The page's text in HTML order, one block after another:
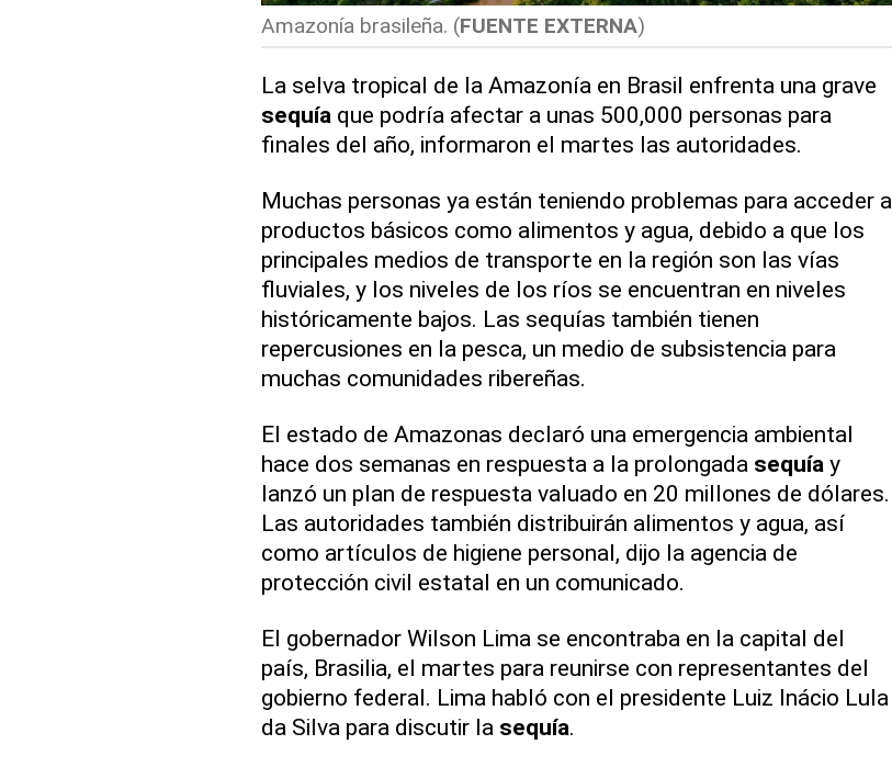
Amazonía brasileña. (FUENTE EXTERNA)
La selva tropical de la Amazonía en Brasil enfrenta una grave
sequía que podría afectar a unas 500,000 personas para
finales del año, informaron el martes las autoridades.
Muchas personas ya están teniendo problemas para acceder a
productos básicos como alimentos y agua, debido a que los
principales medios de transporte en la región son las vías
fluviales, y los niveles de los ríos se encuentran en niveles
históricamente bajos. Las sequías también tienen
repercusiones en la pesca, un medio de subsistencia para
muchas comunidades ribereñas.
El estado de Amazonas declaró una emergencia ambiental
hace dos semanas en respuesta a la prolongada sequía y
lanzó un plan de respuesta valuado en 20 millones de dólares.
Las autoridades también distribuirán alimentos y agua, así
como artículos de higiene personal, dijo la agencia de
protección civil estatal en un comunicado.
El gobernador Wilson Lima se encontraba en la capital del
país, Brasilia, el martes para reunirse con representantes del
gobierno federal. Lima habló con el presidente Luiz Inácio Lula
da Silva para discutir la sequía.